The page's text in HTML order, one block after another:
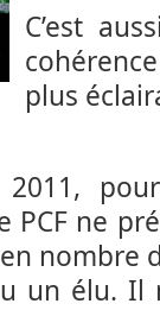
C’est
plus
ne
nombre
un élu. Il